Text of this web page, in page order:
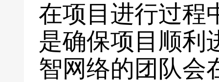
在项目进行过程
是确保项目顺利
智网络的团队会